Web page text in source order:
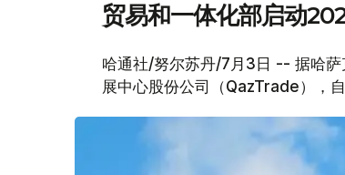
贸易和一体化部启动
哈通社/努尔苏丹/7月3日 -- 据哈萨
展中心股份公司（QazTrade），